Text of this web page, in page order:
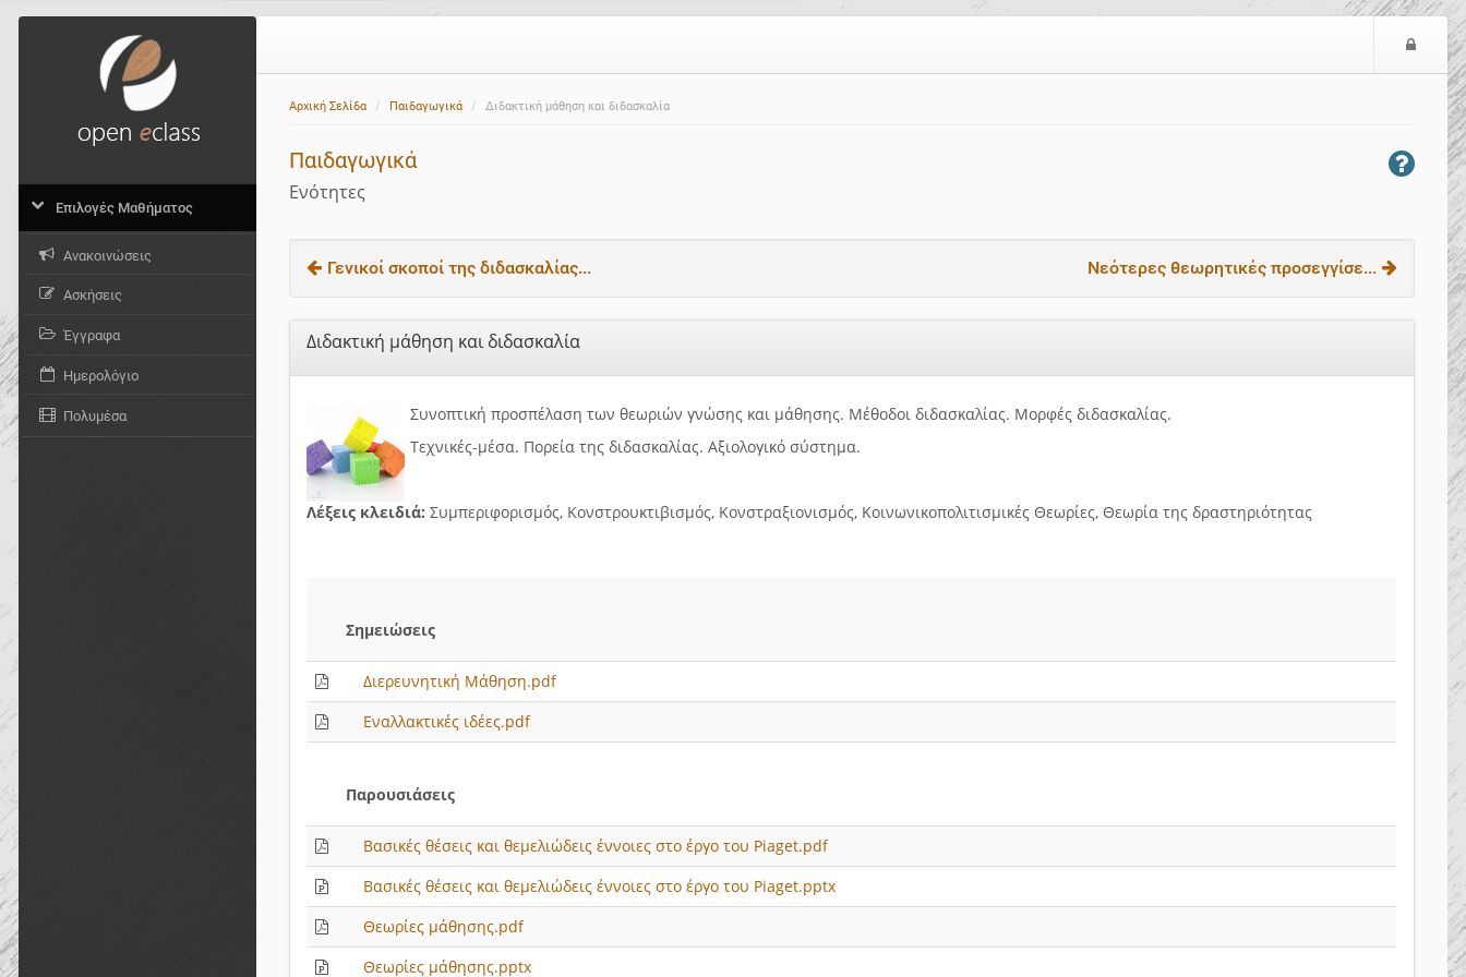
Αρχική Σελίδα Παιδαγωγικά Διδακτική μάθηση και διδασκαλία
Παιδαγωγικά
Ενότητες
Γενικοί σκοποί της διδασκαλίας... Νεότερες θεωρητικές προσεγγίσε...
Διδακτική μάθηση και διδασκαλία
Συνοπτική προσπέλαση των θεωριών γνώσης και μάθησης. Μέθοδοι διδασκαλίας. Μορφές διδασκαλίας.
Τεχνικές-μέσα. Πορεία της διδασκαλίας. Αξιολογικό σύστημα.
Λέξεις κλειδιά: Συμπεριφορισμός, Κονστρουκτιβισμός, Κονστραξιονισμός, Κοινωνικοπολιτισμικές Θεωρίες, Θεωρία της δραστηριότητας
Σημειώσεις
Διερευνητική Μάθηση.pdf
Εναλλακτικές ιδέες.pdf
Παρουσιάσεις
Βασικές θέσεις και θεμελιώδεις έννοιες στο έργο του Piaget.pdf
Βασικές θέσεις και θεμελιώδεις έννοιες στο έργο του Piaget.pptx
Θεωρίες μάθησης.pdf
Θεωρίες μάθησης.pptx
Επιλογές Μαθήματος
Ανακοινώσεις
Ασκήσεις
Έγγραφα
Ημερολόγιο
Πολυμέσα